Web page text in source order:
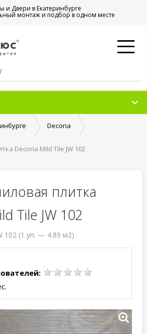
и Двери в Екатеринбурге
монтаж и подбор в одном месте
Decoria
Decoria Mild Tile JW 102
плитка
Tile JW 102
102 (1 уп. — 4.89 м2)